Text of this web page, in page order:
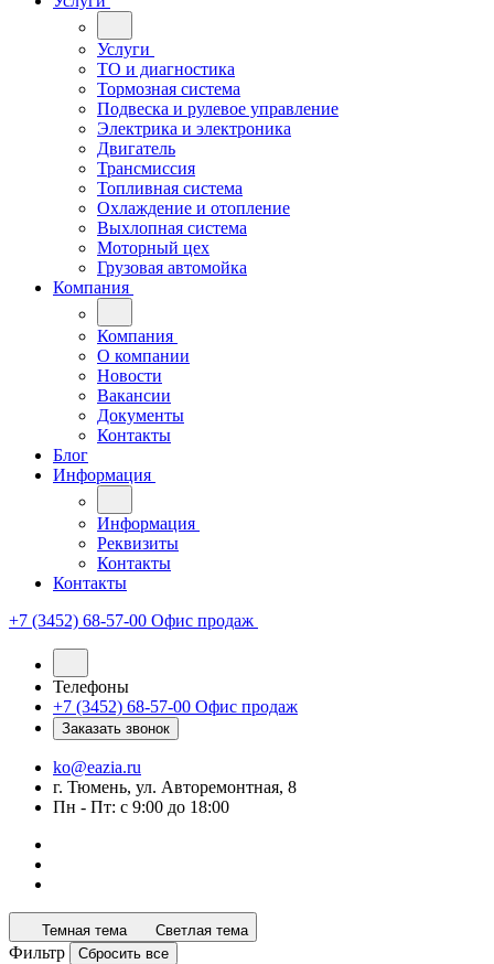
Услуги
ТО и диагностика
Тормозная система
Подвеска и рулевое управление
Электрика и электроника
Двигатель
Трансмиссия
Топливная система
Охлаждение и отопление
Выхлопная система
Моторный цех
Грузовая автомойка
Компания
Компания
О компании
Новости
Вакансии
Документы
Контакты
Блог
Информация
Информация
Реквизиты
Контакты
Контакты
+7 (3452) 68-57-00 Офис продаж
Телефоны
+7 (3452) 68-57-00 Офис продаж
Заказать звонок
ko@eazia.ru
г. Тюмень, ул. Авторемонтная, 8
Пн - Пт: с 9:00 до 18:00
Темная тема Светлая тема
Фильтр Сбросить все